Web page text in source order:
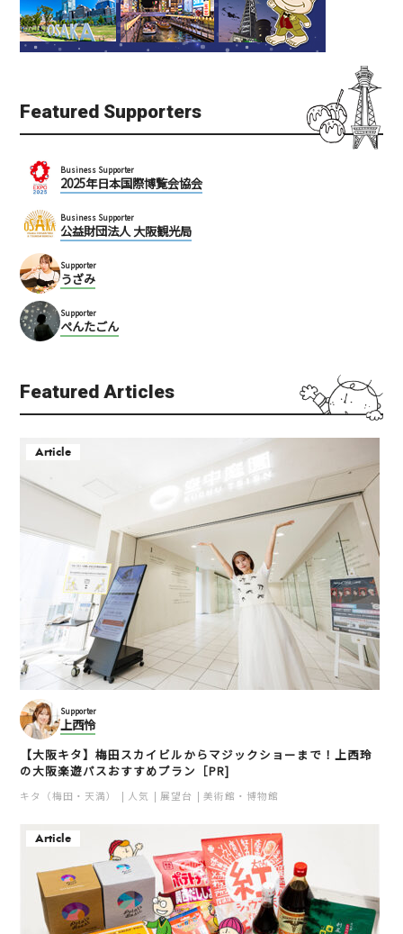
Featured Supporters
Business Supporter
2025年日本国際博覧会協会
Business Supporter
公益財団法人 大阪観光局
Supporter
うざみ
Supporter
ぺんたごん
Featured Articles
Article
Supporter
上西怜
【大阪キタ】梅田スカイビルからマジックショーまで！上西玲
の大阪楽遊パスおすすめプラン［PR]
キタ（梅田・天満） 人気 展望台 美術館・博物館
Article